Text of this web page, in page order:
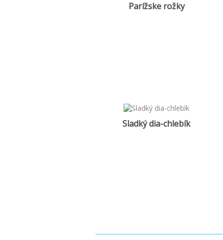
Parížske rožky
Sladký dia-chlebík